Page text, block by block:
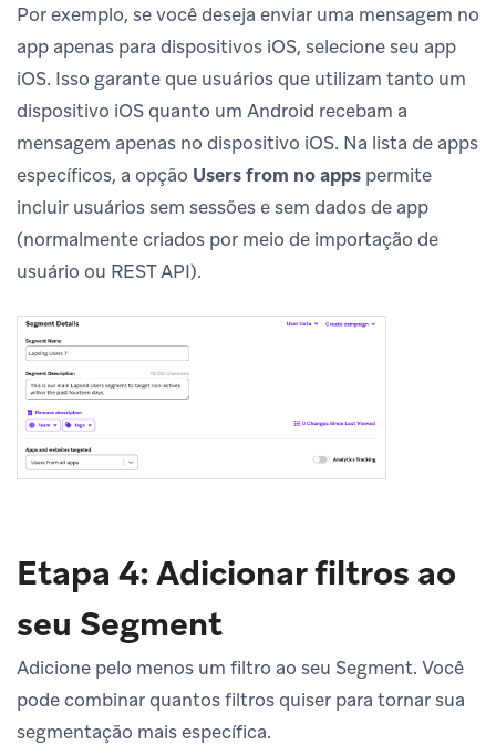
Por exemplo, se você deseja enviar uma mensagem no
app apenas para dispositivos iOS, selecione seu app
iOS. Isso garante que usuários que utilizam tanto um
dispositivo iOS quanto um Android recebam a
mensagem apenas no dispositivo iOS. Na lista de apps
específicos, a opção Users from no apps permite
incluir usuários sem sessões e sem dados de app
(normalmente criados por meio de importação de
usuário ou REST API).
Etapa 4: Adicionar filtros ao
seu Segment
Adicione pelo menos um filtro ao seu Segment. Você
pode combinar quantos filtros quiser para tornar sua
segmentação mais específica.